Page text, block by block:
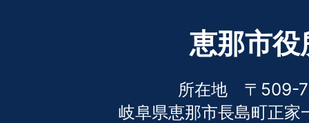
恵那市役
所在地 〒509-
岐阜県恵那市長島町正家